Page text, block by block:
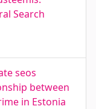
Search
seos
between
in Estonia